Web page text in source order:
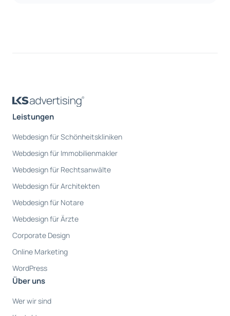
Leistungen
Webdesign für Schönheitskliniken
Webdesign für Immobilienmakler
Webdesign für Rechtsanwälte
Webdesign für Architekten
Webdesign für Notare
Webdesign für Ärzte
Corporate Design
Online Marketing
WordPress
Über uns
Wer wir sind